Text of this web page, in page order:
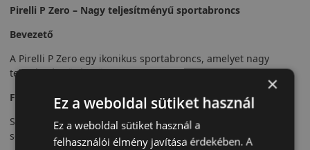
Pirelli P Zero – Nagy teljesítményű sportabroncs
Bevezető
A Pirelli P Zero egy ikonikus sportabroncs, amelyet nagy
teljesítményű járművekhez fejlesztettek.
Futófelület és tapadás
Sportos futófelületi mintázata kiváló tapadást biztosít nagy
sebességnél.
×
Ez a weboldal sütiket használ
Ez a weboldal sütiket használ a
felhasználói élmény javítása érdekében. A